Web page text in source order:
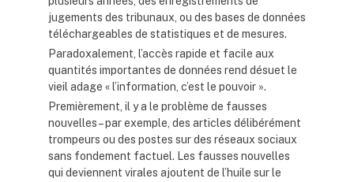
jugements des tribunaux, ou des bases de données
téléchargeables de statistiques et de mesures.
Paradoxalement, l’accès rapide et facile aux
quantités importantes de données rend désuet le
vieil adage « l’information, c’est le pouvoir ».
Premièrement, il y a le problème de fausses
nouvelles – par exemple, des articles délibérément
trompeurs ou des postes sur des réseaux sociaux
sans fondement factuel. Les fausses nouvelles
qui deviennent virales ajoutent de l’huile sur le